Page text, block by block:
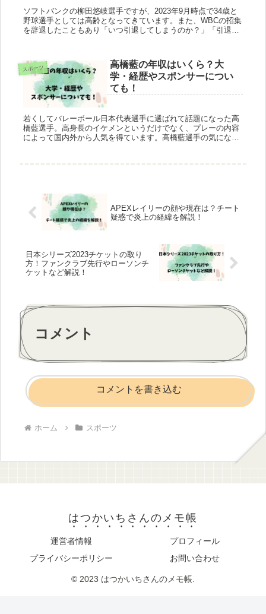
ソフトバンクの柳田悠岐選手ですが、2023年9月時点で34歳と
野球選手としては高齢となってきています。また、WBCの招集
を辞退したこともあり「いつ引退してしまうのか？」「引退後
スポーツ
高橋藍の年収はいくら？大
学・経歴やスポンサーについ
ても！
若くしてバレーボール日本代表選手に選ばれて話題になった高
橋藍選手。高身長のイケメンというだけでなく、プレーの内容
によって国内外から人気を得ています。高橋藍選手の気になる
APEXレイリーの顔や現在は？チート
疑惑で炎上の経緯を解説！
日本シリーズ2023チケットの取り
方！ファンクラブ先行やローソンチ
ケットなど解説！
コメント
コメントを書き込む
ホーム スポーツ
はつかいちさんのメモ帳
運営者情報
プロフィール
プライバシーポリシー
お問い合わせ
© 2023 はつかいちさんのメモ帳.